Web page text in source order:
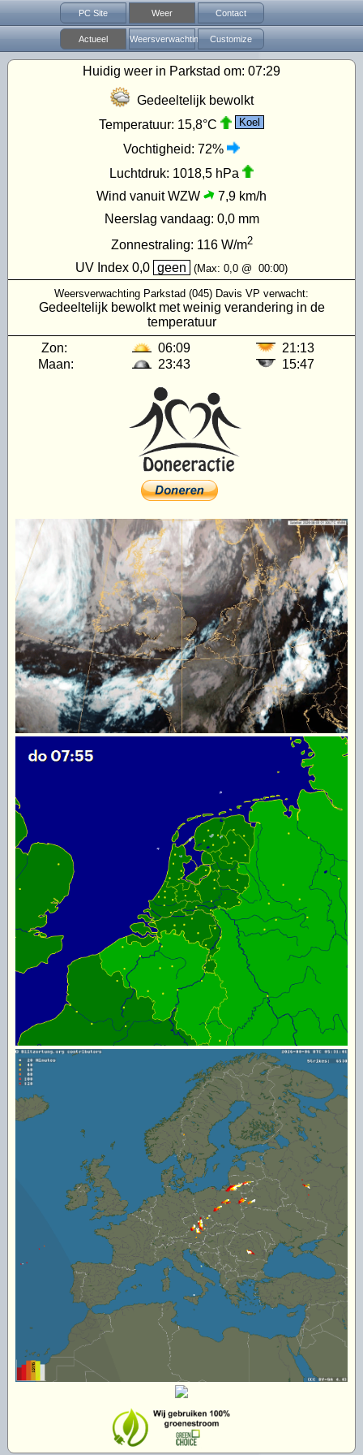
PC Site Weer Contact
Actueel Weersverwachting Customize
Huidig weer in Parkstad om: 07:29
Gedeeltelijk bewolkt
Temperatuur: 15,8°C Koel
Vochtigheid: 72%
Luchtdruk: 1018,5 hPa
Wind vanuit WZW
7,9 km/h
Neerslag vandaag: 0,0 mm
Zonnestraling: 116W/m2
UV Index 0,0 geen (Max: 0,0 @ 00:00)
Weersverwachting Parkstad (045) Davis VP verwacht:
Gedeeltelijk bewolkt met weinig verandering in de
temperatuur
Zon:
06:09
21:13
Maan:
23:43 15:47